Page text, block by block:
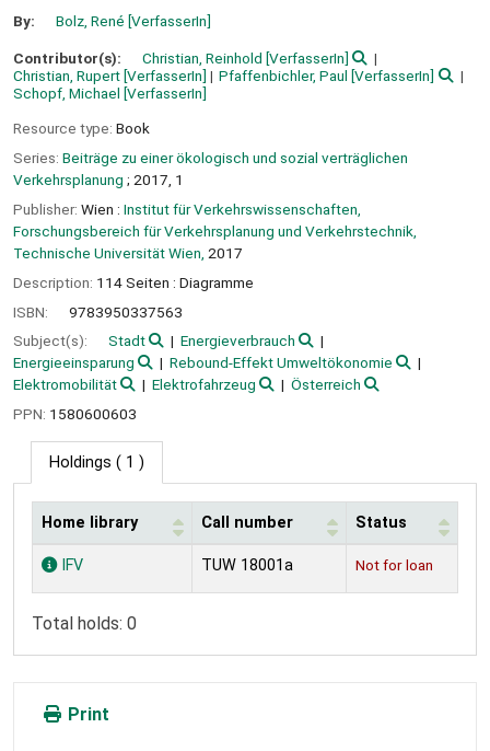
By: Bolz, René [VerfasserIn]
Contributor(s): Christian, Reinhold [VerfasserIn]
Christian, Rupert[VerfasserIn] Pfaffenbichler, Paul [VerfasserIn]
Schopf, Michael [VerfasserIn]
Resource type: Book
Series: Beiträge zu einer ökologisch und sozial verträglichen
Verkehrsplanung ; 2017, 1
Publisher: Wien : Institut für Verkehrswissenschaften,
Forschungsbereich für Verkehrsplanung und Verkehrstechnik,
Technische Universität Wien, 2017
Description: 114 Seiten : Diagramme
ISBN:
9783950337563
Subject(s):
Stadt
Energieverbrauch
Energieeinsparung
Rebound-Effekt Umweltökonomie
Elektromobilität
Elektrofahrzeug
Österreich
PPN: 1580600603
Holdings ( 1 )
Holdings
Home library Call number Status
IFV TUW 18001a Not for loan
Total holds: 0
Print